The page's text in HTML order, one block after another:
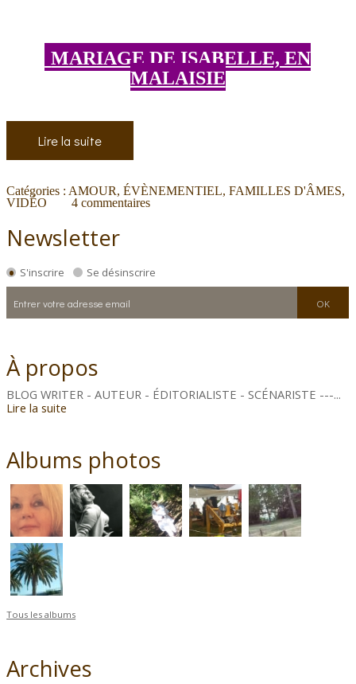
Newsletter
S'inscrire Se désinscrire
À propos
BLOG WRITER - AUTEUR - ÉDITORIALISTE - SCÉNARISTE ---...
Lire la suite
Albums photos
Tous les albums
Archives
MARIAGE DE ISABELLE, EN
MALAISIE
Lire la suite
Catégories : AMOUR,ÉVÈNEMENTIEL,FAMILLES D'ÂMES,
VIDÉO
4 commentaires